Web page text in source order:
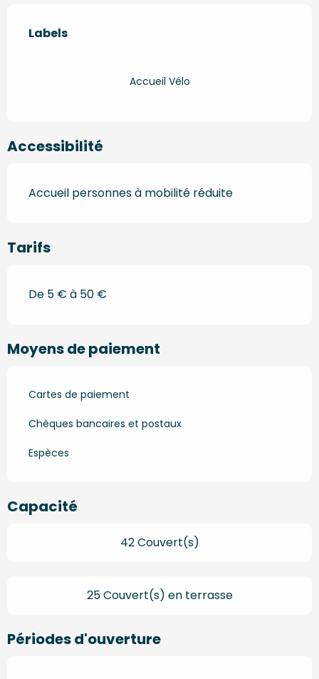
Labels
Labels
Accueil Vélo
Accessibilité
Accueil personnes à mobilité réduite
Tarifs
De 5 € à 50 €
Moyens de paiement
Cartes de paiement
Chèques bancaires et postaux
Espèces
Capacité
42 Couvert(s)
25 Couvert(s) en terrasse
Périodes d'ouverture